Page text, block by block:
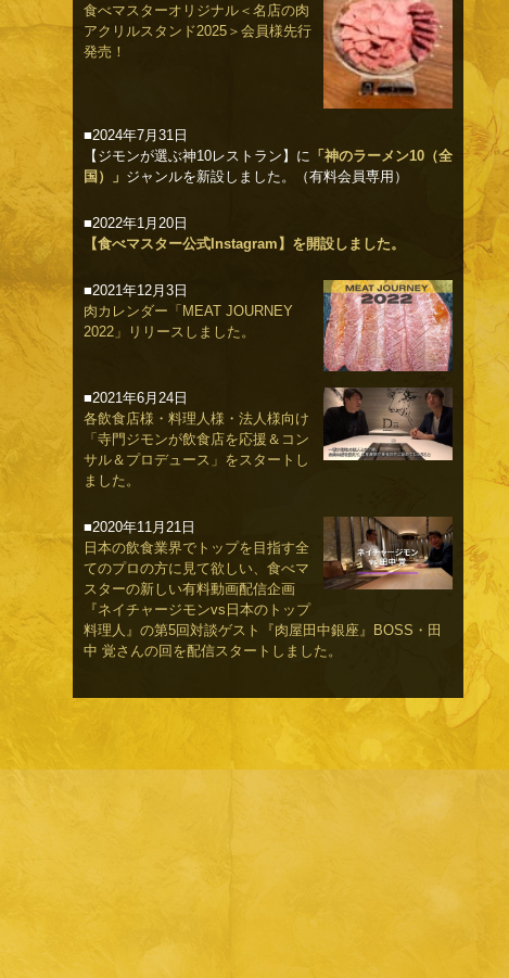
食べマスターオリジナル＜名店の肉
アクリルスタンド2025＞会員様先行
発売！
■2024年7月31日
【ジモンが選ぶ神10レストラン】に 「神のラーメン10（全
国）」 ジャンルを新設しました。（有料会員専用）
■2022年1月20日
【食べマスター公式Instagram】を開設しました。
■2021年12月3日
肉カレンダー「MEAT JOURNEY
2022」リリースしました。
■2021年6月24日
各飲食店様・料理人様・法人様向け
「寺門ジモンが飲食店を応援＆コン
サル＆プロデュース」をスタートし
ました。
■2020年11月21日
日本の飲食業界でトップを目指す全
てのプロの方に見て欲しい、食べマ
スターの新しい有料動画配信企画
『ネイチャージモンvs日本のトップ
料理人』の第5回対談ゲスト『肉屋田中銀座』BOSS・田
中 覚さんの回を配信スタートしました。